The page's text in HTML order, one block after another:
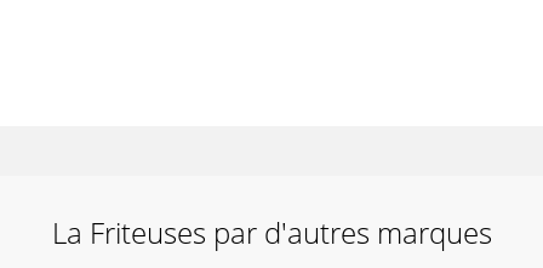
La Friteuses par d'autres marques